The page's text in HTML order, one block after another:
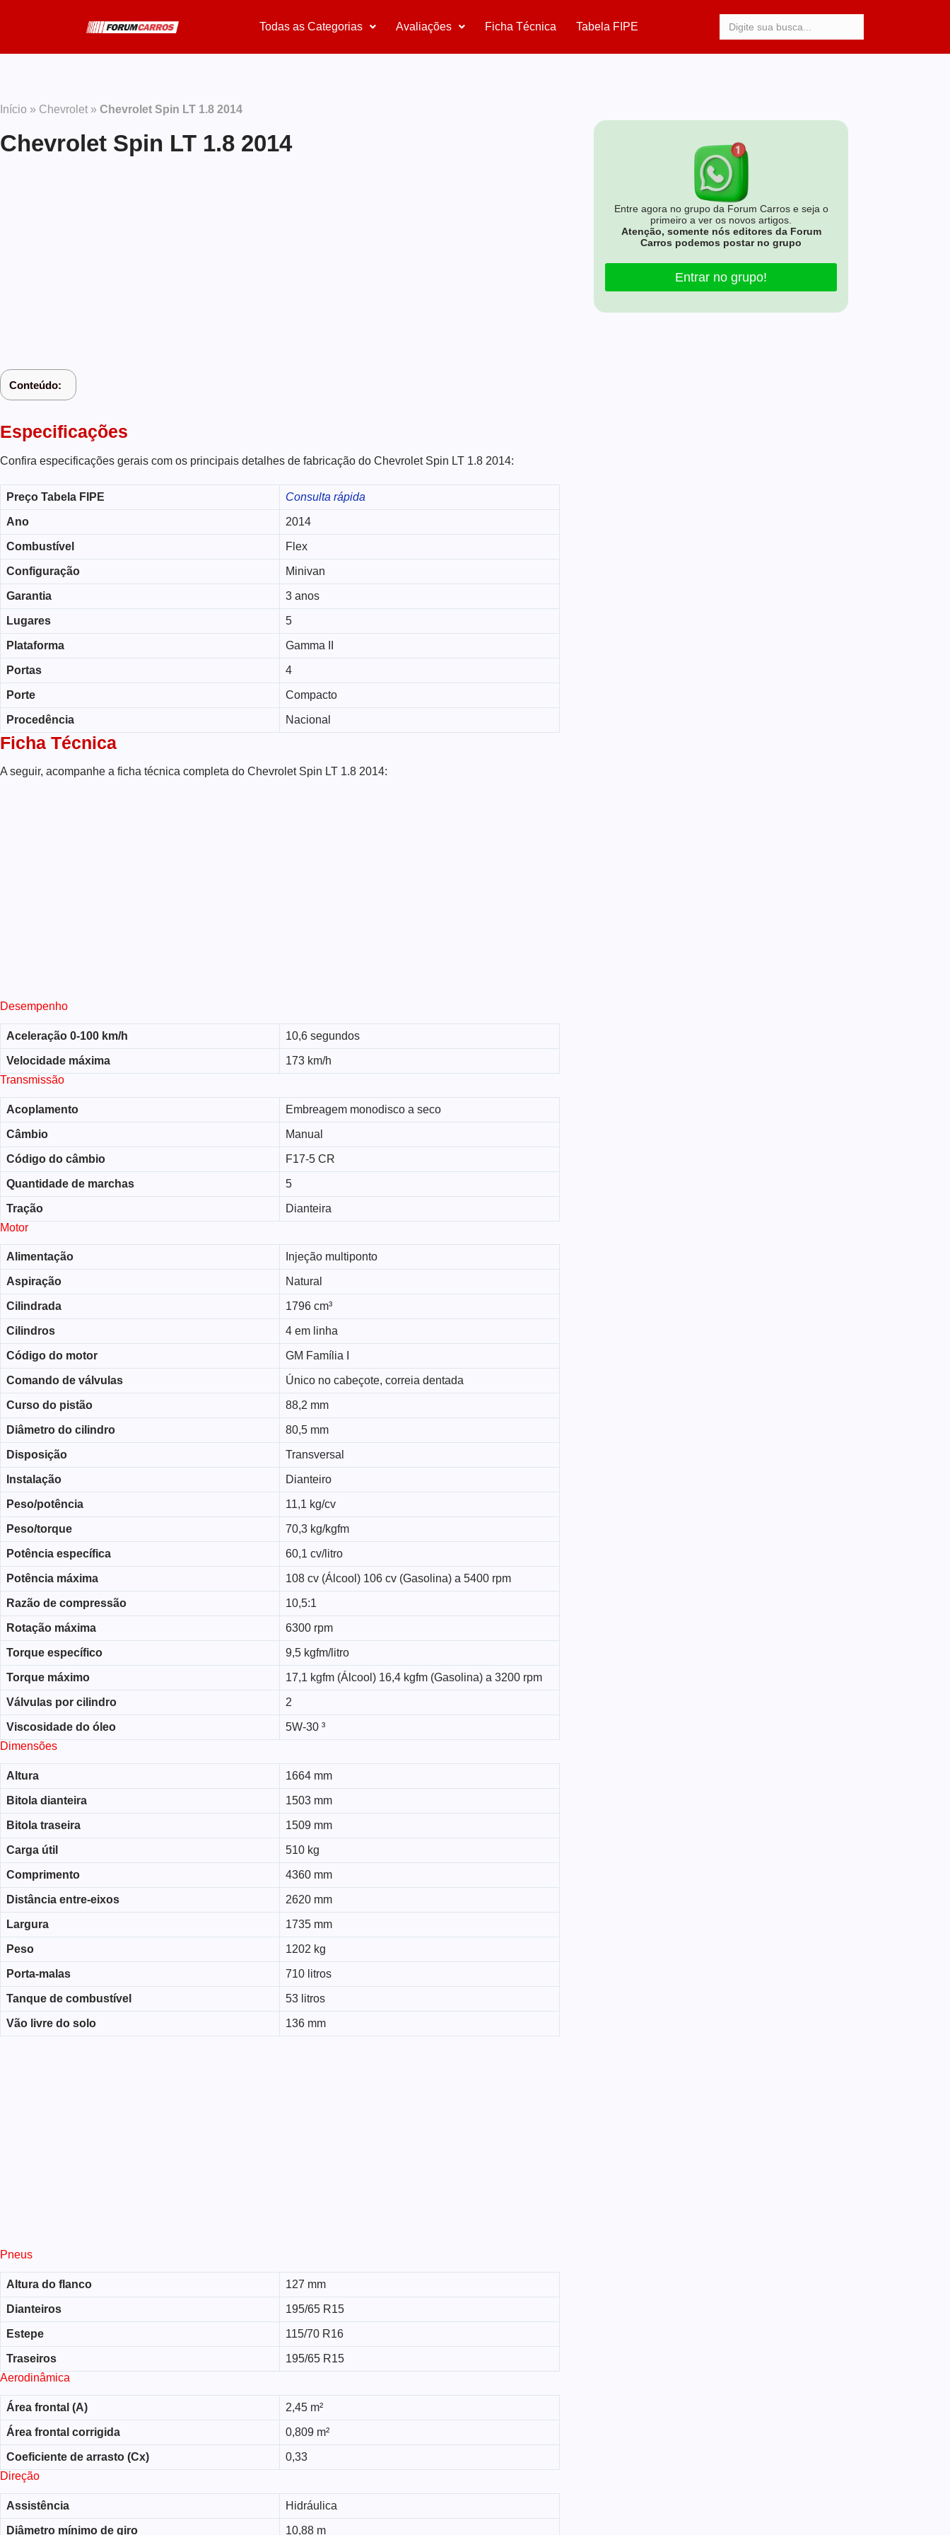
Todas as Categorias Avaliações Ficha Técnica Tabela FIPE
Início » Chevrolet » Chevrolet Spin LT 1.8 2014
Chevrolet Spin LT 1.8 2014
Conteúdo:
Especificações
Confira especificações gerais com os principais detalhes de fabricação do Chevrolet Spin LT 1.8 2014:
Preço Tabela FIPE Consulta rápida
Ano 2014
Combustível Flex
Configuração Minivan
Garantia 3 anos
Lugares 5
Plataforma Gamma II
Portas 4
Porte Compacto
Procedência Nacional
Ficha Técnica
A seguir, acompanhe a ficha técnica completa do Chevrolet Spin LT 1.8 2014:
Desempenho
Aceleração 0-100 km/h 10,6 segundos
Velocidade máxima
173 km/h
Transmissão
Acoplamento Embreagem monodisco a seco
Câmbio Manual
Código do câmbio F17-5 CR
Quantidade de marchas 5
Tração
Dianteira
Motor
Alimentação Injeção multiponto
Aspiração Natural
Cilindrada 1796 cm³
Cilindros 4 em linha
Código do motor GM Família I
Comando de válvulas Único no cabeçote, correia dentada
Curso do pistão 88,2 mm
Diâmetro do cilindro 80,5 mm
Disposição Transversal
Instalação Dianteiro
Peso/potência 11,1 kg/cv
Peso/torque 70,3 kg/kgfm
Potência específica 60,1 cv/litro
Potência máxima 108 cv (Álcool) 106 cv (Gasolina) a 5400 rpm
Razão de compressão 10,5:1
Rotação máxima 6300 rpm
Torque específico 9,5 kgfm/litro
Torque máximo 17,1 kgfm (Álcool) 16,4 kgfm (Gasolina) a 3200 rpm
Válvulas por cilindro 2
Viscosidade do óleo
5W-30 ³
Dimensões
Altura 1664 mm
Bitola dianteira 1503 mm
Bitola traseira 1509 mm
Carga útil 510 kg
Comprimento 4360 mm
Distância entre-eixos 2620 mm
Largura 1735 mm
Peso 1202 kg
Porta-malas 710 litros
Tanque de combustível 53 litros
Vão livre do solo 136 mm
Pneus
Altura do flanco 127 mm
Dianteiros 195/65 R15
Estepe 115/70 R16
Traseiros
195/65 R15
Aerodinâmica
Área frontal (A) 2,45 m²
Área frontal corrigida 0,809 m²
Coeficiente de arrasto (Cx)
0,33
Direção
Assistência Hidráulica
Diâmetro mínimo de giro 10,88 m
Entre agora no grupo da Forum Carros e seja o
primeiro a ver os novos artigos.
Atenção, somente nós editores da Forum
Carros podemos postar no grupo
Entrar no grupo!